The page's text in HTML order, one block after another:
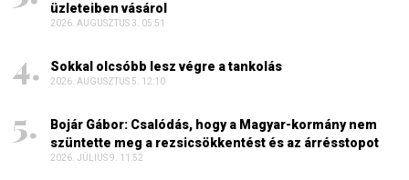
üzleteiben vásárol
2026. AUGUSZTUS 3. 05:51
Sokkal olcsóbb lesz végre a tankolás
2026. AUGUSZTUS 5. 12:10
Bojár Gábor: Csalódás, hogy a Magyar-kormány nem
szüntette meg a rezsicsökkentést és az árrésstopot
2026. JÚLIUS 9. 11:52